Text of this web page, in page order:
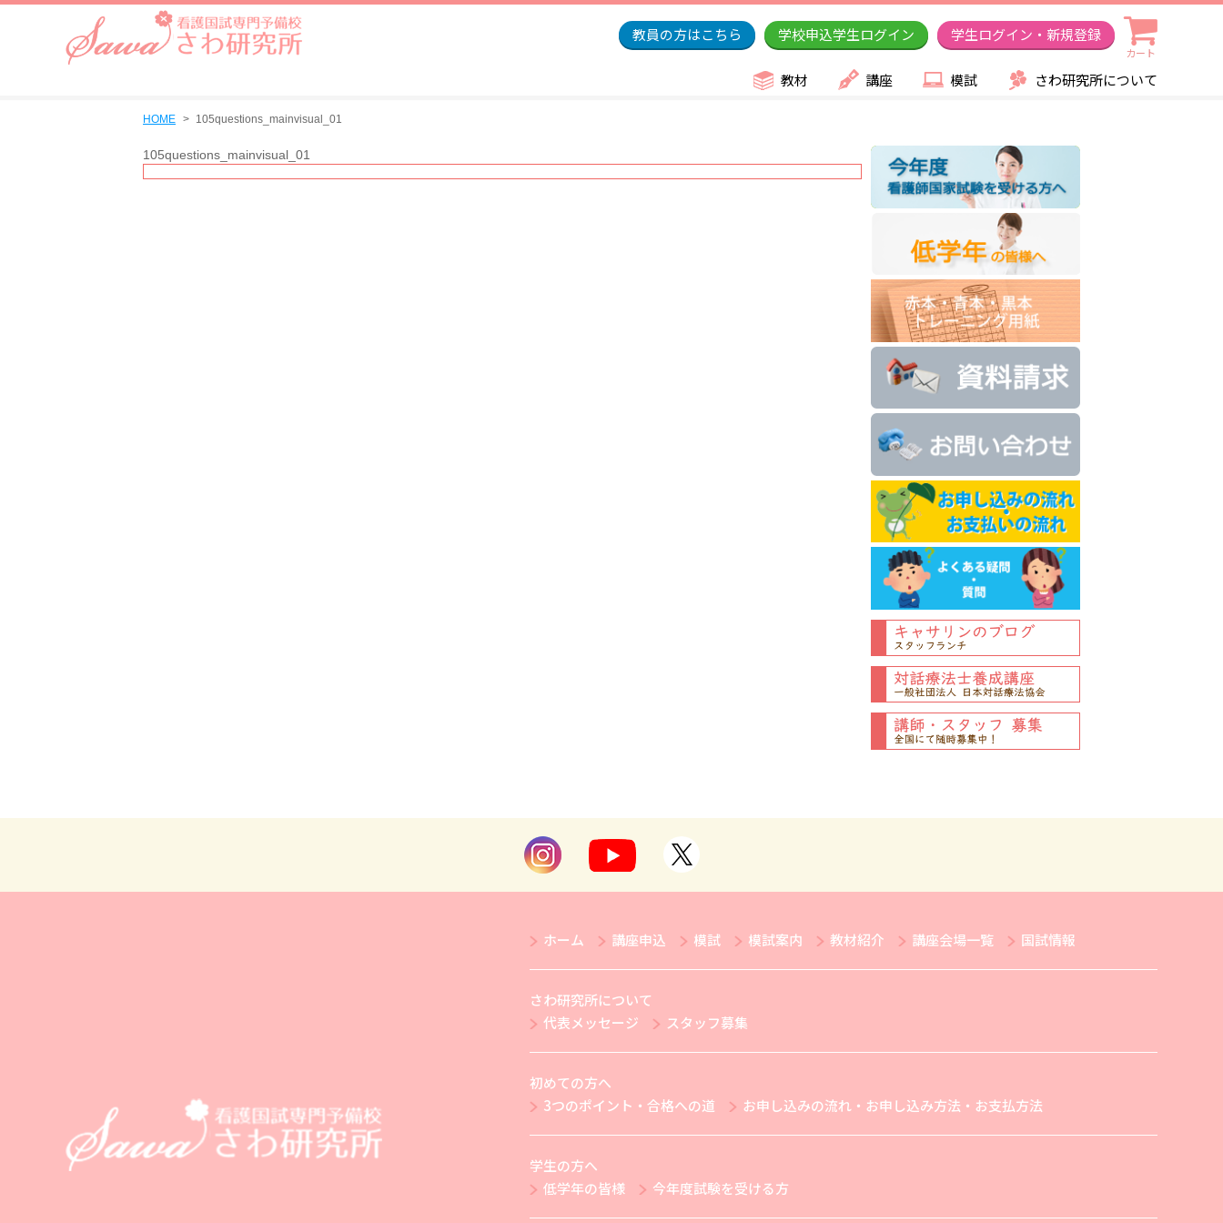
教員の方はこちら 学校申込学生ログイン 学生ログイン・新規登録
カート
教材 講座 模試 さわ研究所について
HOME 105questions_mainvisual_01
105questions_mainvisual_01
ホーム 講座申込 模試 模試案内 教材紹介 講座会場一覧 国試情報
さわ研究所について
代表メッセージ
スタッフ募集
初めての方へ
3つのポイント・合格への道
お申し込みの流れ・お申し込み方法・お支払方法
学生の方へ
低学年の皆様
今年度試験を受ける方